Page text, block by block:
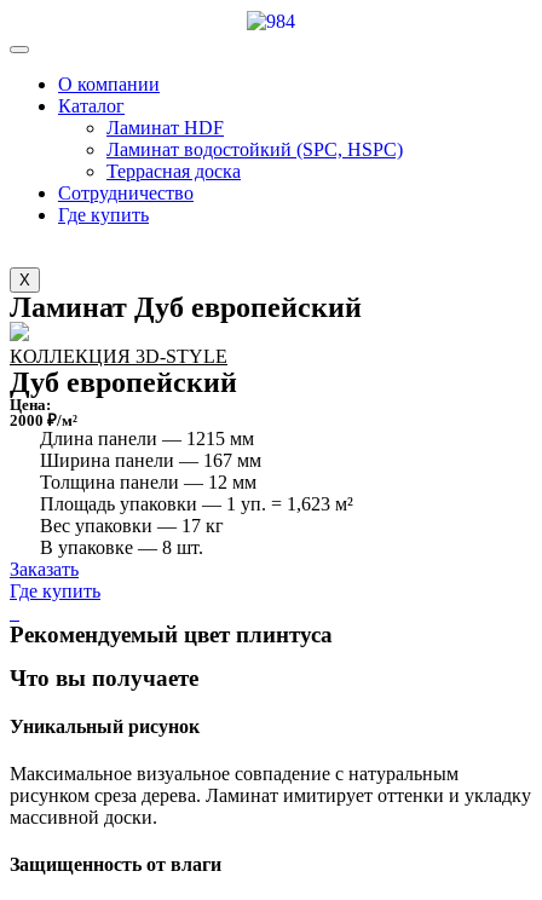
О компании
Каталог
Ламинат HDF
Ламинат водостойкий (SPC, HSPC)
Террасная доска
Сотрудничество
Где купить
X
Ламинат Дуб европейский
КОЛЛЕКЦИЯ 3D-STYLE
Дуб европейский
Цена:
2000 ₽/м²
Длина панели — 1215 мм
Ширина панели — 167 мм
Толщина панели — 12 мм
Площадь упаковки — 1 уп. = 1,623 м²
Вес упаковки — 17 кг
В упаковке — 8 шт.
Заказать
Где купить
Рекомендуемый цвет плинтуса
Что вы получаете
Уникальный рисунок
Максимальное визуальное совпадение с натуральным
рисунком среза дерева. Ламинат имитирует оттенки и укладку
массивной доски.
Защищенность от влаги